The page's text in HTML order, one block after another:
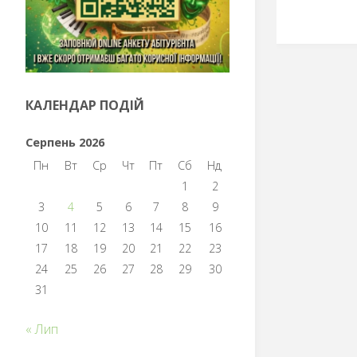
КАЛЕНДАР ПОДІЙ
Серпень 2026
Пн
Вт Ср Чт Пт Сб
Нд
1
2
3
4 5 6 7 8
9
10
11 12 13 14 15
16
17
18 19 20 21 22
23
24
25 26 27 28 29
30
31
« Лип